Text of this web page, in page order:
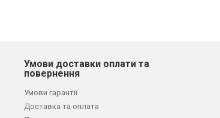
Умови доставки оплати та
повернення
Умови гарантії
Доставка та оплата